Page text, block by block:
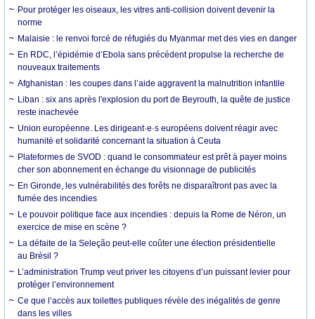
Pour protéger les oiseaux, les vitres anti-collision doivent devenir la
norme
Malaisie : le renvoi forcé de réfugiés du Myanmar met des vies en danger
En RDC, l’épidémie d’Ebola sans précédent propulse la recherche de
nouveaux traitements
Afghanistan : les coupes dans l’aide aggravent la malnutrition infantile
Liban : six ans après l'explosion du port de Beyrouth, la quête de justice
reste inachevée
Union européenne. Les dirigeant·e·s européens doivent réagir avec
humanité et solidarité concernant la situation à Ceuta
Plateformes de SVOD : quand le consommateur est prêt à payer moins
cher son abonnement en échange du visionnage de publicités
En Gironde, les vulnérabilités des forêts ne disparaîtront pas avec la
fumée des incendies
Le pouvoir politique face aux incendies : depuis la Rome de Néron, un
exercice de mise en scène ?
La défaite de la Seleção peut-elle coûter une élection présidentielle
au Brésil ?
L’administration Trump veut priver les citoyens d’un puissant levier pour
protéger l’environnement
Ce que l’accès aux toilettes publiques révèle des inégalités de genre
dans les villes